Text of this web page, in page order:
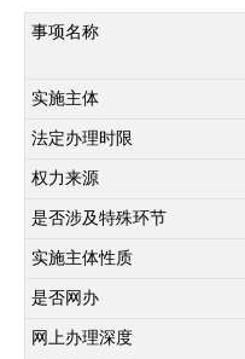
事项名称
实施主体
法定办理时限
权力来源
是否涉及特殊环节
实施主体性质
是否网办
网上办理深度